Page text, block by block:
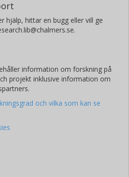
hjälp, hittar en bugg eller vill ge
information om forskning på
projekt inklusive information om
och vilka som kan se